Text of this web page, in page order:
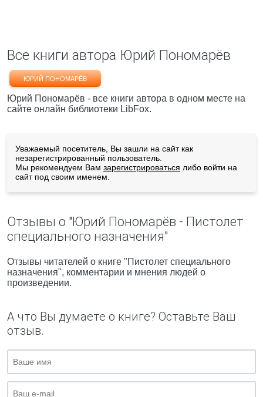
Все книги автора Юрий Пономарёв
ЮРИЙ ПОНОМАРЁВ
Юрий Пономарёв - все книги автора в одном месте на
сайте онлайн библиотеки LibFox.
Уважаемый посетитель, Вы зашли на сайт как
незарегистрированный пользователь.
Мы рекомендуем Вам зарегистрироваться либо войти на
сайт под своим именем.
Отзывы о "Юрий Пономарёв - Пистолет
специального назначения"
Отзывы читателей о книге "Пистолет специального
назначения", комментарии и мнения людей о
произведении.
А что Вы думаете о книге? Оставьте Ваш
отзыв.